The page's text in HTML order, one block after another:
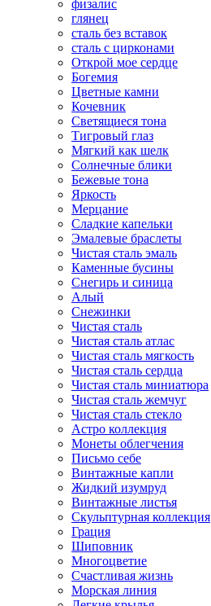
физалис
глянец
сталь без вставок
сталь с цирконами
Открой мое сердце
Богемия
Цветные камни
Кочевник
Светящиеся тона
Тигровый глаз
Мягкий как шелк
Солнечные блики
Бежевые тона
Яркость
Мерцание
Сладкие капельки
Эмалевые браслеты
Чистая сталь эмаль
Каменные бусины
Снегирь и синица
Алый
Снежинки
Чистая сталь
Чистая сталь атлас
Чистая сталь мягкость
Чистая сталь сердца
Чистая сталь миниатюра
Чистая сталь жемчуг
Чистая сталь стекло
Астро коллекция
Монеты облегчения
Письмо себе
Винтажные капли
Жидкий изумруд
Винтажные листья
Скульптурная коллекция
Грация
Шиповник
Многоцветие
Счастливая жизнь
Морская линия